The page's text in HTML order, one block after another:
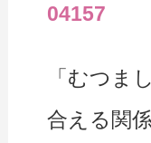
04157
「むつま
合える関